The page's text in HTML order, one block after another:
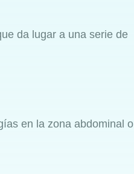
da lugar a una serie de
en la zona abdominal o